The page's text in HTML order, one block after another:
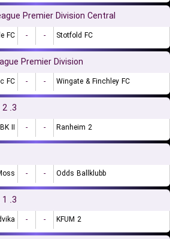
Premier Division Central
FC - - Stotfold FC
Premier Division
FC - - Wingate & Finchley FC
3. Division avd. 2
II - - Ranheim 2
- - Odds Ballklubb
3. Division avd. 1
- - KFUM 2